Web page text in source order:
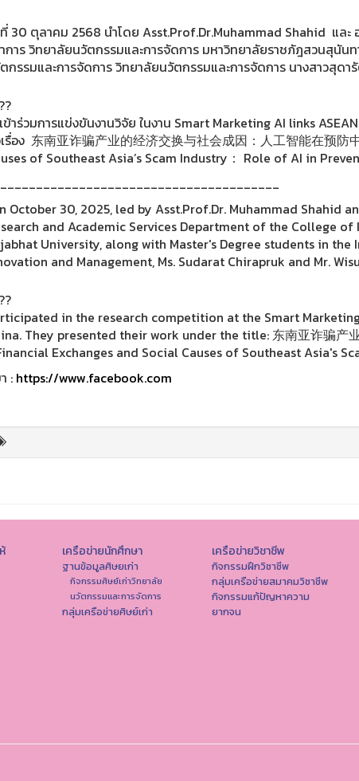
30 ตุลาคม 2568 นำโดย Asst.Prof.Dr.Muhammad Shahid และ
การ วิทยาลัยนวัตกรรมและการจัดการ มหาวิทยาลัยราชภัฎสวนสุนั
กรรมและการจัดการ วิทยาลัยนวัตกรรมและการจัดการ นางสาวสุ
ข้าร่วมการแข่งขันงานวิจัย ในงาน Smart Marketing AI links
รื่อง 东南亚诈骗产业的经济交换与社会成因：人工智能在预
of Southeast Asia’s Scam Industry： Role of AI in
October 30, 2025, led by Asst.Prof.Dr. Muhammad Shahid
and Academic Services Department of the College
University, along with Master's Degree students in
and Management, Ms. Sudarat Chirapruk and Mr.
in the research competition at the Smart
They presented their work under the title: 东南亚诈骗产
Exchanges and Social Causes of Southeast Asia's
:https://www.facebook.com
เครือข่ายนักศึกษา
ฐานข้อมูลศิษยเก่า
กิจกรรมศิษย์เก่าวิทยาลัย
นวัตกรรมและการจัดการ
กลุ่มเครือข่ายศิษย์เก่า
เครือข่ายวิชาชีพ
กิจกรรมฝึกวิชาชีพ
กลุ่มเครือข่ายสมาคมวิชาชีพ
กิจกรรมแก้ปัญหาความ
ยากจน